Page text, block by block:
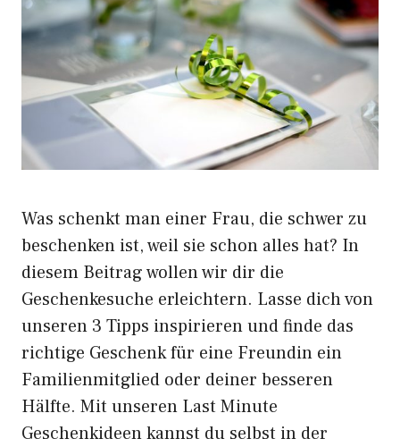
Was schenkt man einer Frau, die schwer zu
beschenken ist, weil sie schon alles hat? In
diesem Beitrag wollen wir dir die
Geschenkesuche erleichtern. Lasse dich von
unseren 3 Tipps inspirieren und finde das
richtige Geschenk für eine Freundin ein
Familienmitglied oder deiner besseren
Hälfte. Mit unseren Last Minute
Geschenkideen kannst du selbst in der